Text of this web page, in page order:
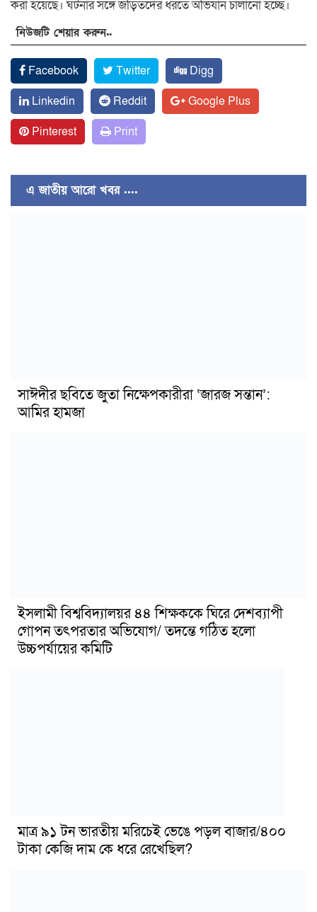
করা হয়েছে। ঘটনার সঙ্গে জড়িতদের ধরতে অভিযান চালানো হচ্ছে।
নিউজটি শেয়ার করুন..
Facebook Twitter
Digg
Linkedin
Reddit
Google Plus
Pinterest
Print
এ জাতীয় আরো খবর ....
সাঈদীর ছবিতে জুতা নিক্ষেপকারীরা ‘জারজ সন্তান’:
আমির হামজা
ইসলামী বিশ্ববিদ্যালয়র ৪৪ শিক্ষককে ঘিরে দেশব্যাপী
গোপন তৎপরতার অভিযোগ/ তদন্তে গঠিত হলো
উচ্চপর্যায়ের কমিটি
মাত্র ৯১ টন ভারতীয় মরিচেই ভেঙে পড়ল বাজার/৪০০
টাকা কেজি দাম কে ধরে রেখেছিল?